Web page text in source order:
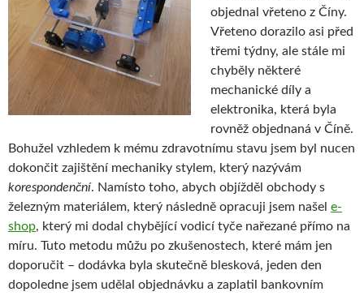
objednal vřeteno z Číny.
Vřeteno dorazilo asi před
třemi týdny, ale stále mi
chyběly některé
mechanické díly a
elektronika, která byla
rovněž objednaná v Číně.
Bohužel vzhledem k mému zdravotnímu stavu jsem byl nucen
dokončit zajištění mechaniky stylem, který nazývám
korespondenční. Namísto toho, abych objížděl obchody s
železným materiálem, který následně opracuji jsem našel e-
shop, který mi dodal chybějící vodicí tyče nařezané přímo na
míru. Tuto metodu můžu po zkušenostech, které mám jen
doporučit – dodávka byla skutečně blesková, jeden den
dopoledne jsem udělal objednávku a zaplatil bankovním